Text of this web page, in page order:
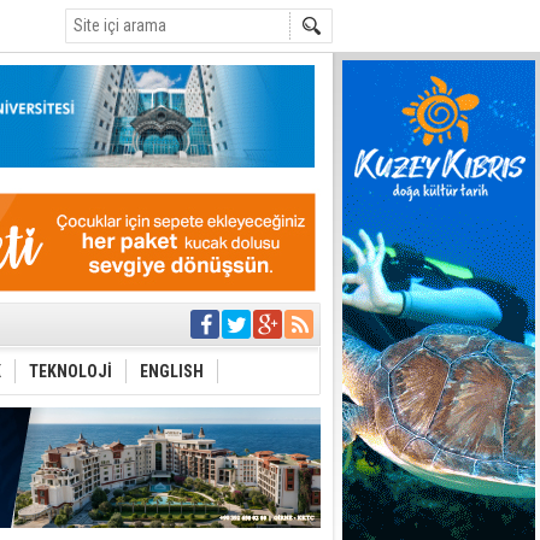
Çevriliyor"
en temel
Festival
TEKNOLOJİ ENGLISH